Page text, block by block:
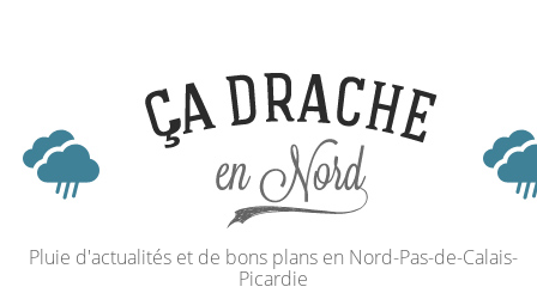
Pluie d'actualités et de bons plans en Nord-Pas-de-Calais-
Picardie